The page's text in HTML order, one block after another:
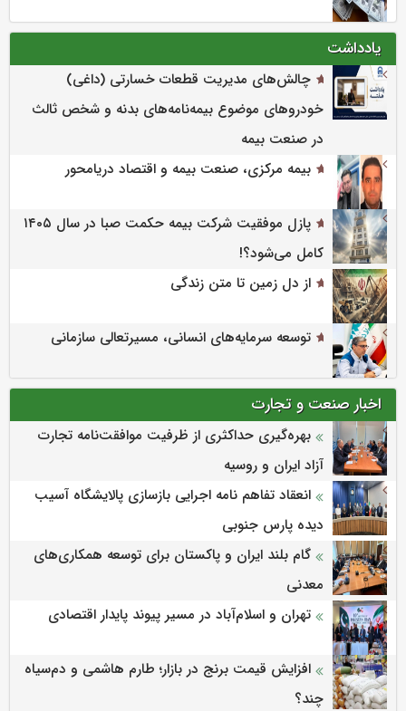
یادداشت
چالش‌های مدیریت قطعات خسارتی (داغی)
خودروهای موضوع بیمه‌نامه‌های بدنه و شخص ثالث
در صنعت بیمه
بیمه مرکزی، صنعت بیمه و اقتصاد دریامحور
پازل موفقیت شرکت بیمه حکمت صبا در سال ۱۴۰۵
کامل می‌شود؟!
از دل زمین تا متن زندگی
توسعه سرمایه‌های انسانی، مسیرتعالی سازمانی
اخبار صنعت و تجارت
بهره‌گیری حداکثری از ظرفیت موافقت‌نامه تجارت
آزاد ایران و روسیه
انعقاد تفاهم نامه اجرایی بازسازی پالایشگاه آسیب
دیده پارس جنوبی
گام بلند ایران و پاکستان برای توسعه همکاری‌های
معدنی
تهران و اسلام‌آباد در مسیر پیوند پایدار اقتصادی
افزایش قیمت برنج در بازار؛ طارم هاشمی و دم‌سیاه
چند؟